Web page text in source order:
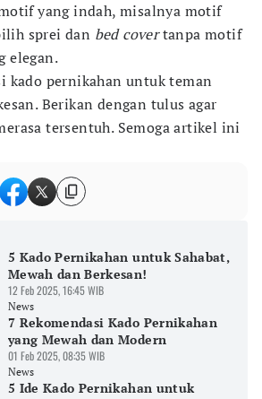
yang indah, misalnya motif
sprei dan bed covertanpa motif
elegan.
kado pernikahan untuk teman
Berikan dengan tulus agar
tersentuh. Semoga artikel ini
5 Kado Pernikahan untuk Sahabat,
Mewah dan Berkesan!
12 Feb 2025, 16:45 WIB
News
7 Rekomendasi Kado Pernikahan
yang Mewah dan Modern
01 Feb 2025, 08:35 WIB
News
5 Ide Kado Pernikahan untuk